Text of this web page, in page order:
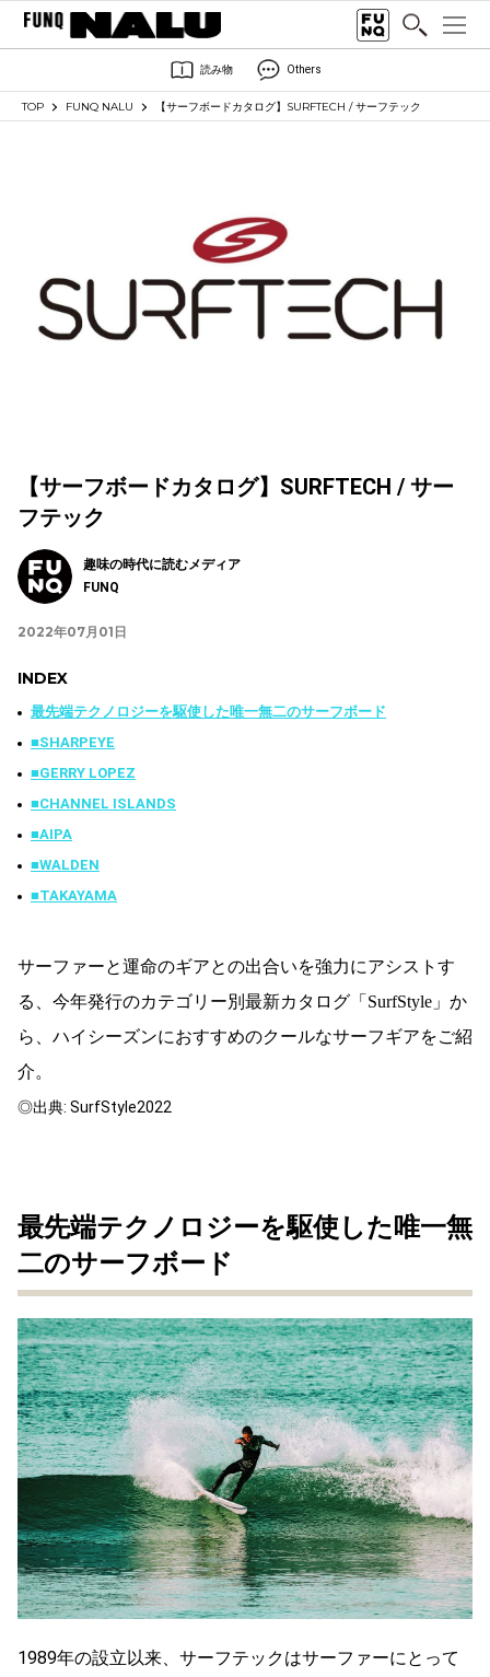
読み物 Others
TOP FUNQ NALU 【サーフボードカタログ】SURFTECH / サーフテック
【サーフボードカタログ】SURFTECH / サー
フテック
趣味の時代に読むメディア
FUNQ
2022年07月01日
INDEX
最先端テクノロジーを駆使した唯一無二のサーフボード
■SHARPEYE
■GERRY LOPEZ
■CHANNEL ISLANDS
■AIPA
■WALDEN
■TAKAYAMA
サーファーと運命のギアとの出合いを強力にアシストす
る、今年発行のカテゴリー別最新カタログ「SurfStyle」か
ら、ハイシーズンにおすすめのクールなサーフギアをご紹
介。
◎出典: SurfStyle2022
最先端テクノロジーを駆使した唯一無
二のサーフボード
1989年の設立以来、サーフテックはサーファーにとって